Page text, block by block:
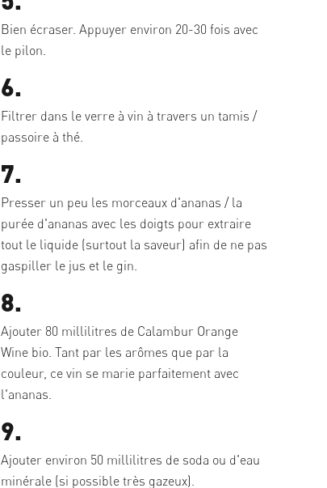
Bien écraser. Appuyer environ 20-30 fois avec
le pilon.
6.
Filtrer dans le verre à vin à travers un tamis /
passoire à thé.
7.
Presser un peu les morceaux d'ananas / la
purée d'ananas avec les doigts pour extraire
tout le liquide (surtout la saveur) afin de ne pas
gaspiller le jus et le gin.
8.
Ajouter 80 millilitres de Calambur Orange
Wine bio. Tant par les arômes que par la
couleur, ce vin se marie parfaitement avec
l'ananas.
9.
Ajouter environ 50 millilitres de soda ou d'eau
minérale (si possible très gazeux).